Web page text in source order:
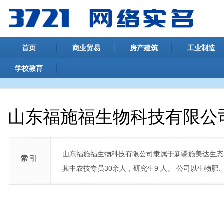
首页 商业贸易 房产建筑 工业制造
学校教育
山东福施福生物科技有限公
索 引
山东福施福生物科技有限公司隶属于新疆施美达生
其中农技专员30余人，研究生9 人。 公司以生物肥